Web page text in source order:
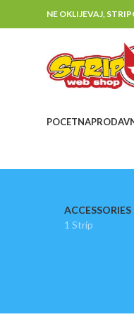
NE OKLIJEVAJ,
POCETNA
1 Strip